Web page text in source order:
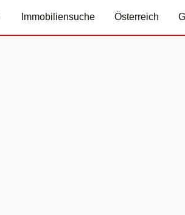
Immobiliensuche Österreich